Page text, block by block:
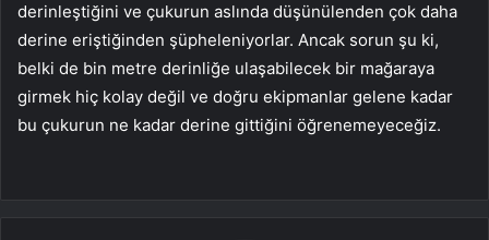
derinleştiğini ve çukurun aslında düşünülenden çok daha
derine eriştiğinden şüpheleniyorlar. Ancak sorun şu ki,
belki de bin metre derinliğe ulaşabilecek bir mağaraya
girmek hiç kolay değil ve doğru ekipmanlar gelene kadar
bu çukurun ne kadar derine gittiğini öğrenemeyeceğiz.